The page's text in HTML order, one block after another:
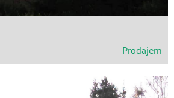
Prodajem